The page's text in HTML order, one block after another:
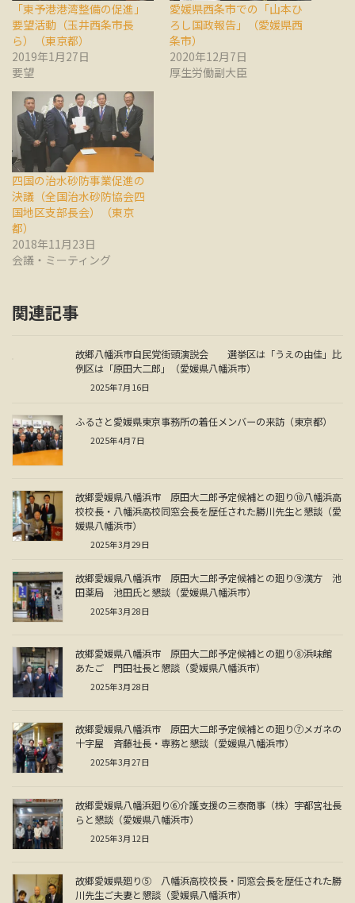
「東予港港湾整備の促進」
要望活動（玉井西条市長
ら）（東京都）
2019年1月27日
要望
愛媛県西条市での「山本ひ
ろし国政報告」（愛媛県西
条市）
2020年12月7日
厚生労働副大臣
四国の治水砂防事業促進の
決議（全国治水砂防協会四
国地区支部長会）（東京
都）
2018年11月23日
会議・ミーティング
関連記事
故郷八幡浜市自民党街頭演説会 選挙区は「うえの由佳」比
例区は「原田大二郎」（愛媛県八幡浜市）
2025年7月16日
ふるさと愛媛県東京事務所の着任メンバーの来訪（東京都）
2025年4月7日
故郷愛媛県八幡浜市 原田大二郎予定候補との廻り⑩八幡浜高
校校長・八幡浜高校同窓会長を歴任された勝川先生と懇談（愛
媛県八幡浜市）
2025年3月29日
故郷愛媛県八幡浜市 原田大二郎予定候補との廻り⑨漢方 池
田薬局 池田氏と懇談（愛媛県八幡浜市）
2025年3月28日
故郷愛媛県八幡浜市 原田大二郎予定候補との廻り⑧浜味館
あたご 門田社長と懇談（愛媛県八幡浜市）
2025年3月28日
故郷愛媛県八幡浜市 原田大二郎予定候補との廻り⑦メガネの
十字屋 斉藤社長・専務と懇談（愛媛県八幡浜市）
2025年3月27日
故郷愛媛県八幡浜廻り⑥介護支援の三泰商事（株）宇都宮社長
らと懇談（愛媛県八幡浜市）
2025年3月12日
故郷愛媛県廻り⑤ 八幡浜高校校長・同窓会長を歴任された勝
川先生ご夫妻と懇談（愛媛県八幡浜市）